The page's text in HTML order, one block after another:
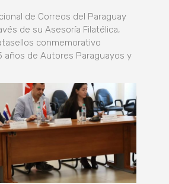
de Correos del Paraguay
de su Asesoría Filatélica,
conmemorativo
años de Autores Paraguayos y